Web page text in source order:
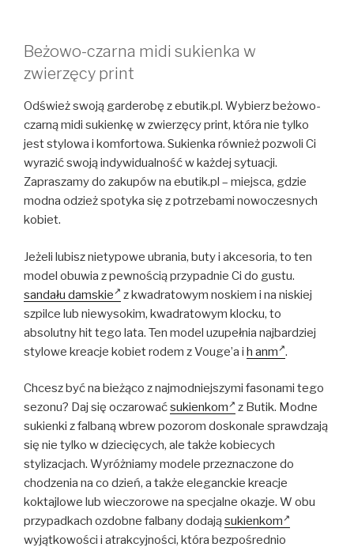
Beżowo-czarna midi sukienka w
zwierzęcy print
Odśwież swoją garderobę z ebutik.pl. Wybierz beżowo-
czarną midi sukienkę w zwierzęcy print, która nie tylko
jest stylowa i komfortowa. Sukienka również pozwoli Ci
wyrazić swoją indywidualność w każdej sytuacji.
Zapraszamy do zakupów na ebutik.pl – miejsca, gdzie
modna odzież spotyka się z potrzebami nowoczesnych
kobiet.
Jeżeli lubisz nietypowe ubrania, buty i akcesoria, to ten
model obuwia z pewnością przypadnie Ci do gustu.
sandału damskie
z kwadratowym noskiem i na niskiej
szpilce lub niewysokim, kwadratowym klocku, to
absolutny hit tego lata. Ten model uzupełnia najbardziej
stylowe kreacje kobiet rodem z Vouge’a i h anm .
Chcesz być na bieżąco z najmodniejszymi fasonami tego
sezonu? Daj się oczarowaćsukienkom
z Butik. Modne
sukienki z falbaną wbrew pozorom doskonale sprawdzają
się nie tylko w dziecięcych, ale także kobiecych
stylizacjach. Wyróżniamy modele przeznaczone do
chodzenia na co dzień, a także eleganckie kreacje
koktajlowe lub wieczorowe na specjalne okazje. W obu
przypadkach ozdobne falbany dodająsukienkom
wyjątkowości i atrakcyjności, która bezpośrednio